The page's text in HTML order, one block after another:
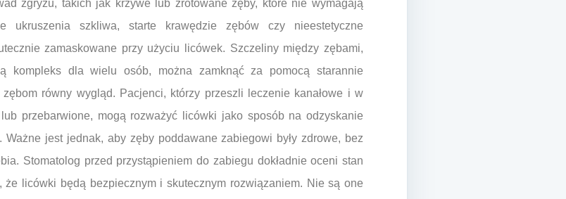
zgryzu, takich jak krzywe lub zrotowane zęby, które nie wymagają
ukruszenia szkliwa, starte krawędzie zębów czy nieestetyczne
zamaskowane przy użyciu licówek. Szczeliny między zębami,
kompleks dla wielu osób, można zamknąć za pomocą starannie
równy wygląd. Pacjenci, którzy przeszli leczenie kanałowe i w
przebarwione, mogą rozważyć licówki jako sposób na odzyskanie
jest jednak, aby zęby poddawane zabiegowi były zdrowe, bez
Stomatolog przed przystąpieniem do zabiegu dokładnie oceni stan
licówki będą bezpiecznym i skutecznym rozwiązaniem. Nie są one